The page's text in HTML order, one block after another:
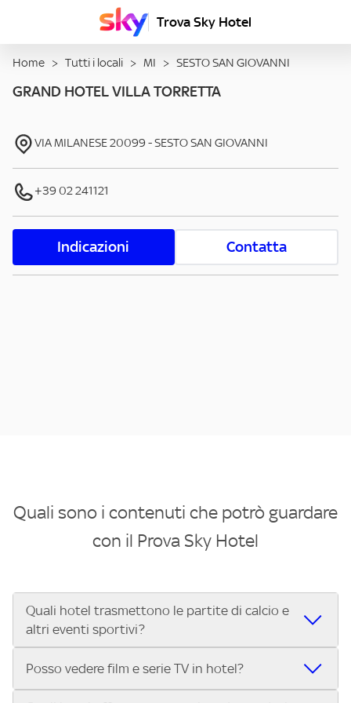
Trova Sky Hotel
Home > Tutti i locali > MI > SESTO SAN GIOVANNI
GRAND HOTEL VILLA TORRETTA
VIA MILANESE20099 -SESTO SAN GIOVANNI
+39 02 241121
Indicazioni Contatta
Quali sono i contenuti che potrò guardare
con il Prova Sky Hotel
Quali hotel trasmettono le partite di calcio e
altri eventi sportivi?
Se cerchi un hotel dove poter vedere le partite di Serie A,
Posso vedere film e serie TV in hotel?